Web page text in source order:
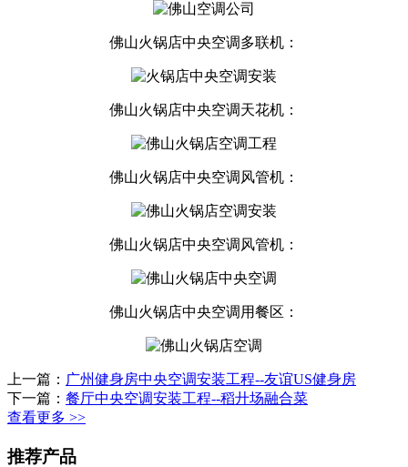
佛山火锅店中央空调多联机：
佛山火锅店中央空调天花机：
佛山火锅店中央空调风管机：
佛山火锅店中央空调风管机：
佛山火锅店中央空调用餐区：
上一篇： 广州健身房中央空调安装工程--友谊US健身房
下一篇： 餐厅中央空调安装工程--稻廾场融合菜
查看更多 >>
推荐产品